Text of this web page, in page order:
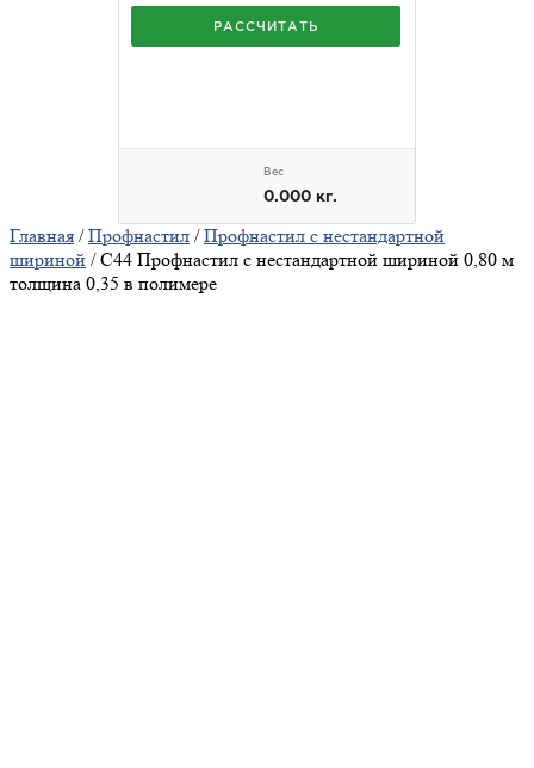
Главная /Профнастил /Профнастил с нестандартной
шириной / С44 Профнастил с нестандартной шириной 0,80 м
толщина 0,35 в полимере